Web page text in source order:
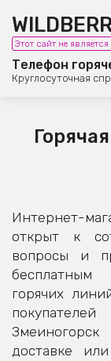
Этот сайт не
Телефон
Круглосуточная
8
Интернет-
открыт к
вопросы и
бесплатным
горячих
доставке